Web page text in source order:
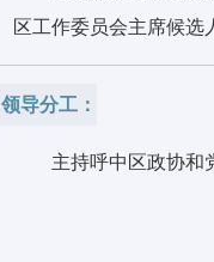
区工作委员会主席候选
领导分工：
主持呼中区政协和